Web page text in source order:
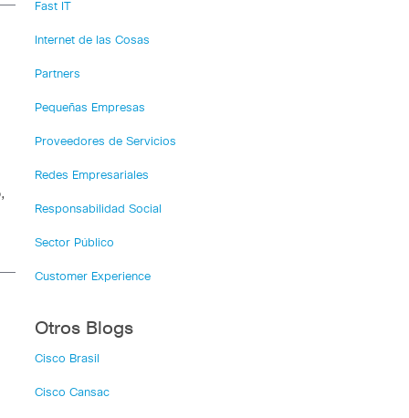
Fast IT
Internet de las Cosas
Partners
Pequeñas Empresas
Proveedores de Servicios
Redes Empresariales
Responsabilidad Social
Sector Público
Customer Experience
Otros Blogs
Cisco Brasil
Cisco Cansac